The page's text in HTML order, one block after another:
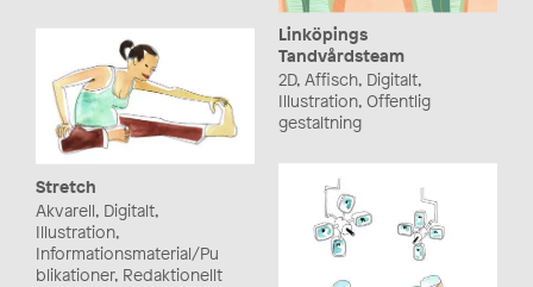
Linköpings
Tandvårdsteam
2D, Affisch, Digitalt,
Illustration, Offentlig
gestaltning
Stretch
Akvarell, Digitalt,
Illustration,
Informationsmaterial/Pu
blikationer, Redaktionellt